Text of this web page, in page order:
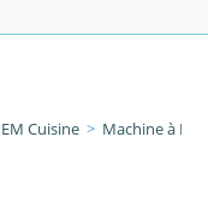
Cuisine > Machine à